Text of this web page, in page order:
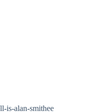
is-alan-smithee